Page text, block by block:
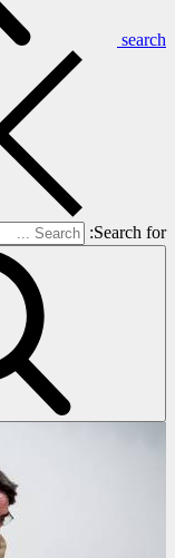
search
Search for: